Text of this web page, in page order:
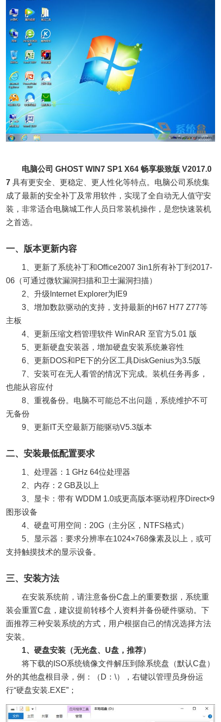
电脑公司 GHOST WIN7 SP1 X64 畅享极致版 V2017.0
7 具有更安全、更稳定、更人性化等特点。电脑公司系统集
成了最新的安全补丁及常用软件，实现了全自动无人值守安
装，非常适合电脑城工作人员日常装机操作，是您快速装机
之首选。
一、版本更新内容
1、更新了系统补丁和Office2007 3in1所有补丁到2017-
06（可通过微软漏洞扫描和卫士漏洞扫描）
2、升级Internet Explorer为IE9
3、增加数款驱动的支持，支持最新的H67 H77 Z77等
主板
4、更新压缩文档管理软件 WinRAR 至官方5.01 版
5、更新硬盘安装器，增加硬盘安装系统兼容性
6、更新DOS和PE下的分区工具DiskGenius为3.5版
7、安装可在无人看管的情况下完成。装机任务再多，
也能从容应付
8、重视备份。电脑不可能总不出问题，系统维护不可
无备份
9、更新IT天空最新万能驱动V5.3版本
二、安装最低配置要求
1、处理器：1 GHz 64位处理器
2、内存：2 GB及以上
3、显卡：带有 WDDM 1.0或更高版本驱动程序Direct×9
图形设备
4、硬盘可用空间：20G（主分区，NTFS格式）
5、显示器：要求分辨率在1024×768像素及以上，或可
支持触摸技术的显示设备。
三、安装方法
在安装系统前，请注意备份C盘上的重要数据，系统重
装会重置C盘，建议提前转移个人资料并备份硬件驱动。下
面推荐三种安装系统的方式，用户根据自己的情况选择方法
安装。
1、硬盘安装（无光盘、U盘，推荐）
将下载的ISO系统镜像文件解压到除系统盘（默认C盘）
外的其他盘根目录，例：（D：\），右键以管理员身份运
行“硬盘安装.EXE”；